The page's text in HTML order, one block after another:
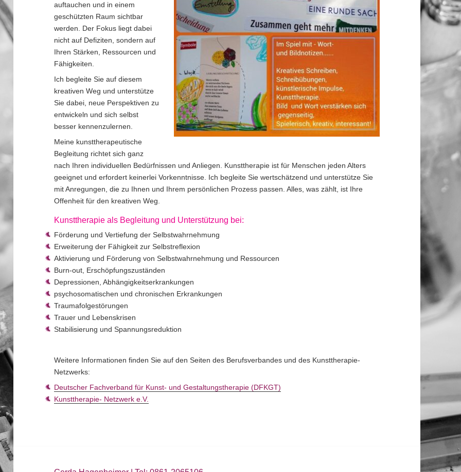
auftauchen und in einem
geschützten Raum sichtbar
werden. Der Fokus liegt dabei
nicht auf Defiziten, sondern auf
Ihren Stärken, Ressourcen und
Fähigkeiten.
Ich begleite Sie auf diesem
kreativen Weg und unterstütze
Sie dabei, neue Perspektiven zu
entwickeln und sich selbst
besser kennenzulernen.
Meine kunsttherapeutische
Begleitung richtet sich ganz
nach Ihren individuellen Bedürfnissen und Anliegen. Kunsttherapie ist für Menschen jeden Alters
geeignet und erfordert keinerlei Vorkenntnisse. Ich begleite Sie wertschätzend und unterstütze Sie
mit Anregungen, die zu Ihnen und Ihrem persönlichen Prozess passen. Alles, was zählt, ist Ihre
Offenheit für den kreativen Weg.
Kunsttherapie als Begleitung und Unterstützung bei:
Förderung und Vertiefung der Selbstwahrnehmung
Erweiterung der Fähigkeit zur Selbstreflexion
Aktivierung und Förderung von Selbstwahrnehmung und Ressourcen
Burn-out, Erschöpfungszuständen
Depressionen, Abhängigkeitserkrankungen
psychosomatischen und chronischen Erkrankungen
Traumafolgestörungen
Trauer und Lebenskrisen
Stabilisierung und Spannungsreduktion
Weitere Informationen finden Sie auf den Seiten des Berufsverbandes und des Kunsttherapie-
Netzwerks:
Deutscher Fachverband für Kunst- und Gestaltungstherapie (DFKGT)
Kunsttherapie- Netzwerk e.V.